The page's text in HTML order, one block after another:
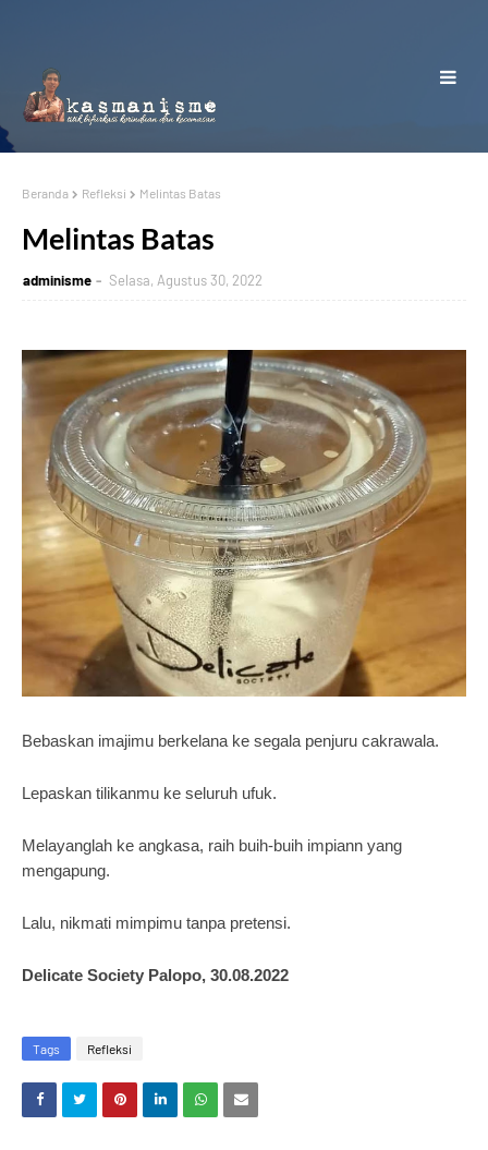
Beranda Refleksi Melintas Batas
Melintas Batas
adminisme Selasa, Agustus 30, 2022
Bebaskan imajimu berkelana ke segala penjuru cakrawala.
Lepaskan tilikanmu ke seluruh ufuk.
Melayanglah ke angkasa, raih buih-buih impiann yang
mengapung.
Lalu, nikmati mimpimu tanpa pretensi.
Delicate Society Palopo, 30.08.2022
Tags Refleksi